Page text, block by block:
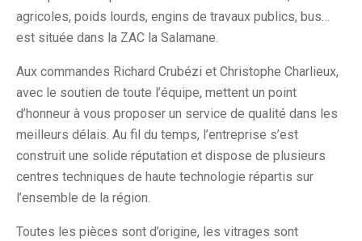
agricoles, poids lourds, engins de travaux publics, bus…
est située dans la ZAC la Salamane.
Aux commandes Richard Crubézi et Christophe Charlieux,
avec le soutien de toute l’équipe, mettent un point
d’honneur à vous proposer un service de qualité dans les
meilleurs délais. Au fil du temps, l’entreprise s’est
construit une solide réputation et dispose de plusieurs
centres techniques de haute technologie répartis sur
l’ensemble de la région.
Toutes les pièces sont d’origine, les vitrages sont